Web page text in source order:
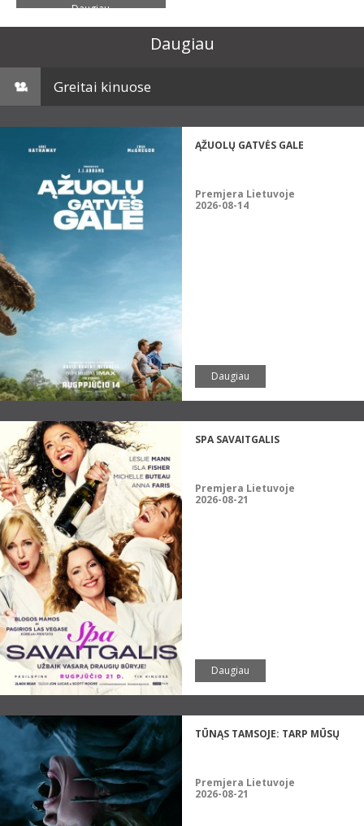
Daugiau
Daugiau
Greitai kinuose
ĄŽUOLŲ GATVĖS GALE
Premjera Lietuvoje
2026-08-14
Daugiau
SPA SAVAITGALIS
Premjera Lietuvoje
2026-08-21
Daugiau
TŪNĄS TAMSOJE: TARP MŪSŲ
Premjera Lietuvoje
2026-08-21